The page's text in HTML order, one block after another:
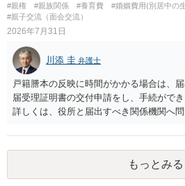
#親権 #親族関係 #養育費
#婚姻費用(別居中の
#親子交流（面会交流）
2026年7月31日
川添 圭 弁護士
戸籍謄本の反映に時間がかかる場合は、
届受理証明書の交付申請をし、手続がで
詳しくは、役所と届出すべき関係機関へ
もっとみる